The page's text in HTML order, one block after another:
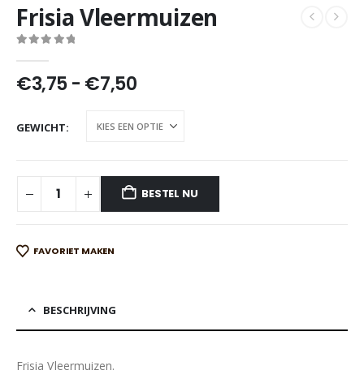
Frisia Vleermuizen
€3,75 - €7,50Prijsklasse:
tot
€7,50
GEWICHT
BESTEL NU
FAVORIET MAKEN
BESCHRIJVING
Frisia Vleermuizen.